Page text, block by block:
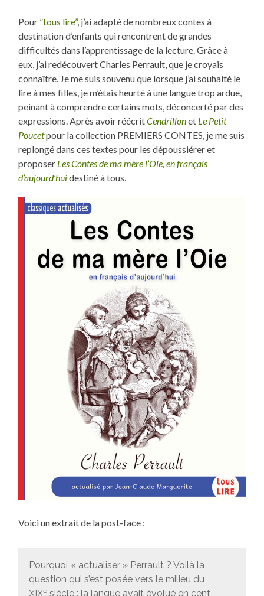
Pour ”tous lire”, j’ai adapté de nombreux contes à
destination d’enfants qui rencontrent de grandes
difficultés dans l’apprentissage de la lecture. Grâce à
eux, j’ai redécouvert Charles Perrault, que je croyais
connaître. Je me suis souvenu que lorsque j’ai souhaité le
lire à mes filles, je m’étais heurté à une langue trop ardue,
peinant à comprendre certains mots, déconcerté par des
expressions. Après avoir réécritCendrillonet Le Petit
Poucetpour la collection PREMIERS CONTES, je me suis
replongé dans ces textes pour les dépoussiérer et
proposer Les Contes de ma mère l’Oie, en français
d’aujourd’huidestiné à tous.
Voici un extrait de la post-face :
Pourquoi « actualiser » Perrault ? Voilà la
question qui s’est posée vers le milieu du
XIXesiècle : la langue avait évolué en cent